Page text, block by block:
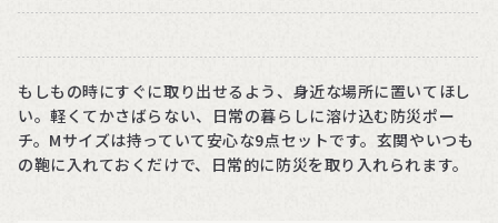
もしもの時にすぐに取り出せるよう、身近な場所に置いてほし
い。軽くてかさばらない、日常の暮らしに溶け込む防災ポー
チ。Mサイズは持っていて安心な9点セットです。玄関やいつも
の鞄に入れておくだけで、日常的に防災を取り入れられます。